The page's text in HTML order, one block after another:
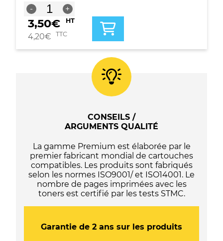
-
quantité
de
Cartouche
compatible
502XL
C13T02W14010
+
3,50€ HT
4,20€ TTC
CONSEILS /
ARGUMENTS QUALITÉ
La gamme Premium est élaborée par le
premier fabricant mondial de cartouches
compatibles. Les produits sont fabriqués
selon les normes ISO9001/ et ISO14001. Le
nombre de pages imprimées avec les
toners est certifié par les tests STMC.
Garantie de 2 ans sur les produits